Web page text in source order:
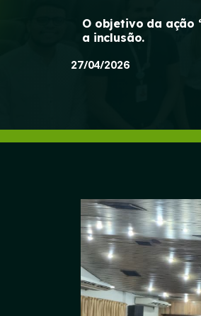
O objetivo da ação
a inclusão.
27/04/2026